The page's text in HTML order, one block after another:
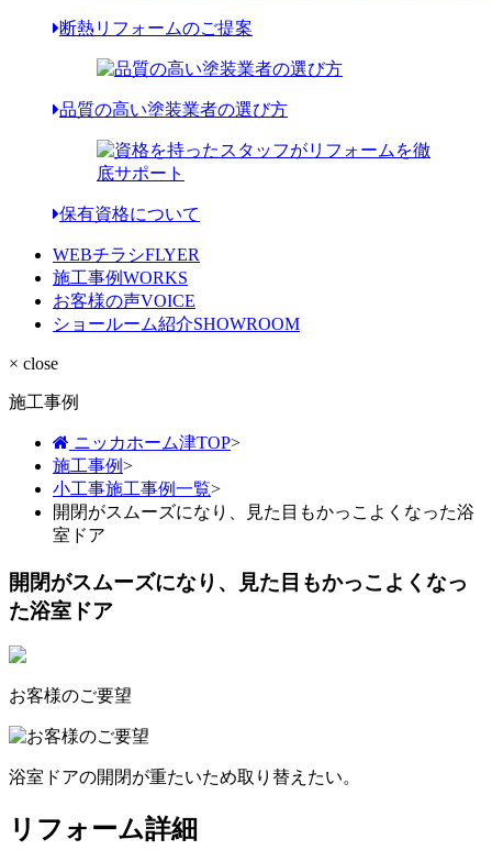
断熱リフォームのご提案
品質の高い塗装業者の選び方
保有資格について
WEBチラシFLYER
施工事例WORKS
お客様の声VOICE
ショールーム紹介SHOWROOM
× close
施工事例
ニッカホーム津TOP>
施工事例>
小工事施工事例一覧>
開閉がスムーズになり、見た目もかっこよくなった浴
室ドア
開閉がスムーズになり、見た目もかっこよくなっ
た浴室ドア
お客様のご要望
浴室ドアの開閉が重たいため取り替えたい。
リフォーム詳細